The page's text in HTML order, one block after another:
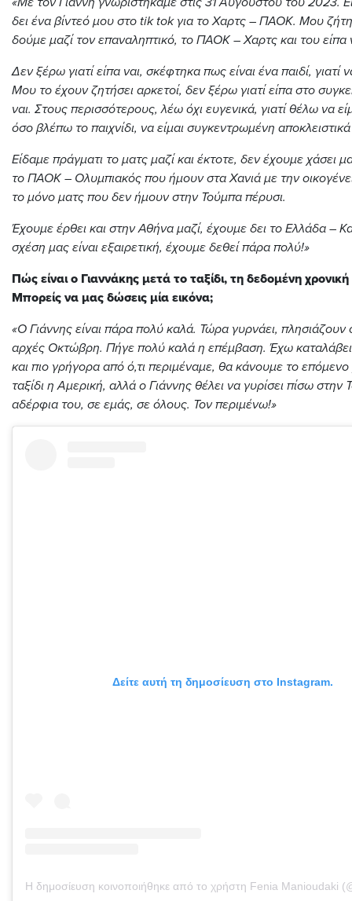
δει ένα βίντεό μου στο tik tokγια το Χαρτς – ΠΑΟΚ. Μου
δούμε μαζί τον επαναληπτικό, το ΠΑΟΚ – Χαρτς και του είπα
Δεν ξέρω γιατί είπα ναι, σκέφτηκα πως είναι ένα παιδί,
Μου το έχουν ζητήσει αρκετοί, δεν ξέρω γιατί είπα στο
ναι. Στους περισσότερους, λέω όχι ευγενικά, γιατί θέλω να
όσο βλέπω το παιχνίδι, να είμαι συγκεντρωμένη
Είδαμε πράγματι το ματς μαζί και έκτοτε, δεν έχουμε χάσει
το ΠΑΟΚ – Ολυμπιακός που ήμουν στα Χανιά με την
το μόνο ματς που δεν ήμουν στην Τούμπα πέρυσι.
Έχουμε έρθει και στην Αθήνα μαζί, έχουμε δει το Ελλάδα –
σχέση μας είναι εξαιρετική, έχουμε δεθεί πάρα πολύ!»
Πώς είναι ο Γιαννάκης μετά το ταξίδι, τη δεδομένη χρονική
Μπορείς να μας δώσεις μία εικόνα;
«Ο Γιάννης είναι πάρα πολύ καλά. Τώρα γυρνάει, πλησιάζουν
αρχές Οκτώβρη. Πήγε πολύ καλά η επέμβαση. Έχω
και πιο γρήγορα από ό,τι περιμέναμε, θα κάνουμε το
ταξίδι η Αμερική, αλλά ο Γιάννης θέλει να γυρίσει πίσω στην
αδέρφια του, σε εμάς, σε όλους. Τον περιμένω!»
Δείτε αυτή τη δημοσίευση στο Instagram.
Η δημοσίευση κοινοποιήθηκε από το χρήστη Fenia Manioudaki